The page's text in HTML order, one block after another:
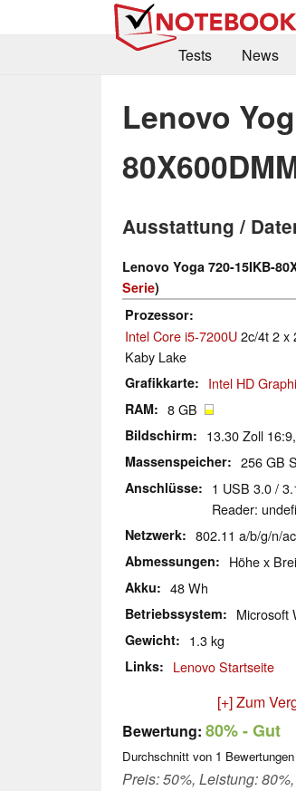
Tests
News
Lenovo
Ausstattung /
Lenovo Yoga 720-15IKB-
Serie)
Prozessor
Intel Core i5-7200U2c/4t 2 x
Kaby Lake
Grafikkarte Intel HD
RAM 8 GB
Bildschirm 13.30 Zoll
Massenspeicher 256 GB
Anschlüsse
1 USB 3.0 /
Reader:
Netzwerk 802.11 a/b/g/n/
Abmessungen Höhe x
Akku 48 Wh
Betriebssystem Microsoft
Gewicht 1.3 kg
Links Lenovo Startseite
[+] Zum
Bewertung: 80%- Gut
Durchschnitt von 1
Preis: 50%, Leistung: